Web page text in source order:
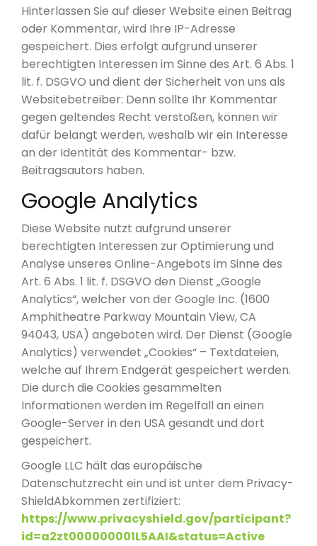
Hinterlassen Sie auf dieser Website einen Beitrag
oder Kommentar, wird Ihre IP-Adresse
gespeichert. Dies erfolgt aufgrund unserer
berechtigten Interessen im Sinne des Art. 6 Abs. 1
lit. f. DSGVO und dient der Sicherheit von uns als
Websitebetreiber: Denn sollte Ihr Kommentar
gegen geltendes Recht verstoßen, können wir
dafür belangt werden, weshalb wir ein Interesse
an der Identität des Kommentar- bzw.
Beitragsautors haben.
Google Analytics
Diese Website nutzt aufgrund unserer
berechtigten Interessen zur Optimierung und
Analyse unseres Online-Angebots im Sinne des
Art. 6 Abs. 1 lit. f. DSGVO den Dienst „Google
Analytics“, welcher von der Google Inc. (1600
Amphitheatre Parkway Mountain View, CA
94043, USA) angeboten wird. Der Dienst (Google
Analytics) verwendet „Cookies“ – Textdateien,
welche auf Ihrem Endgerät gespeichert werden.
Die durch die Cookies gesammelten
Informationen werden im Regelfall an einen
Google-Server in den USA gesandt und dort
gespeichert.
Google LLC hält das europäische
Datenschutzrecht ein und ist unter dem Privacy-
ShieldAbkommen zertifiziert:
https://www.privacyshield.gov/participant?
id=a2zt000000001L5AAI&status=Active